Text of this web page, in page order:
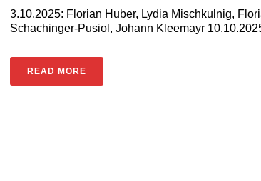
3.10.2025: Florian Huber, Lydia Mischkulnig,
Schachinger-Pusiol, Johann Kleemayr
READ MORE